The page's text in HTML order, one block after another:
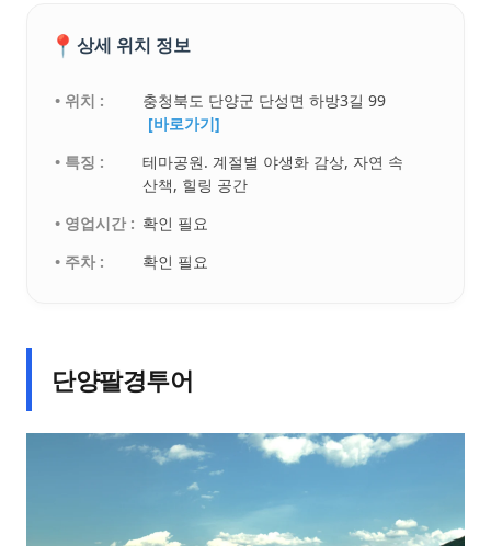
📍 상세 위치 정보
• 위치 :
충청북도 단양군 단성면 하방3길 99
[바로가기]
• 특징 :
테마공원. 계절별 야생화 감상, 자연 속
산책, 힐링 공간
• 영업시간 : 확인 필요
• 주차 :
확인 필요
단양팔경투어